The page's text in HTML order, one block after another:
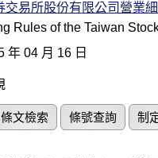
交易所股份有限公司營業
Rules of the Taiwan
年 04 月 16 日
條文檢索 條號查詢 制